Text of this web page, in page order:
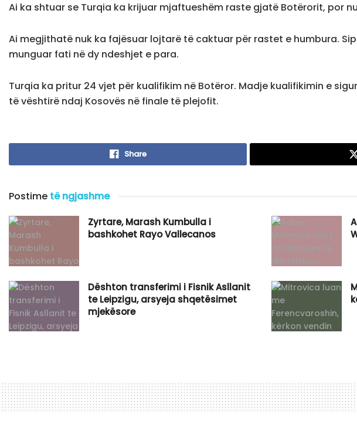
Ai ka shtuar se Turqia ka krijuar mjaftueshëm raste gjatë Botërorit, por
Ai megjithatë nuk ka fajësuar lojtarë të caktuar për rastet e humbura.
munguar fati në dy ndeshjet e para.
Turqia ka pritur 24 vjet për kualifikim në Botëror. Madje kualifikimin e
të vështirë ndaj Kosovës në finale të plejofit.
Share
Postime të ngjashme
Zyrtare, Marash Kumbulla i
bashkohet Rayo Vallecanos
Dështon transferimi i Fisnik Asllanit
te Leipzigu, arsyeja shqetësimet
mjekësore